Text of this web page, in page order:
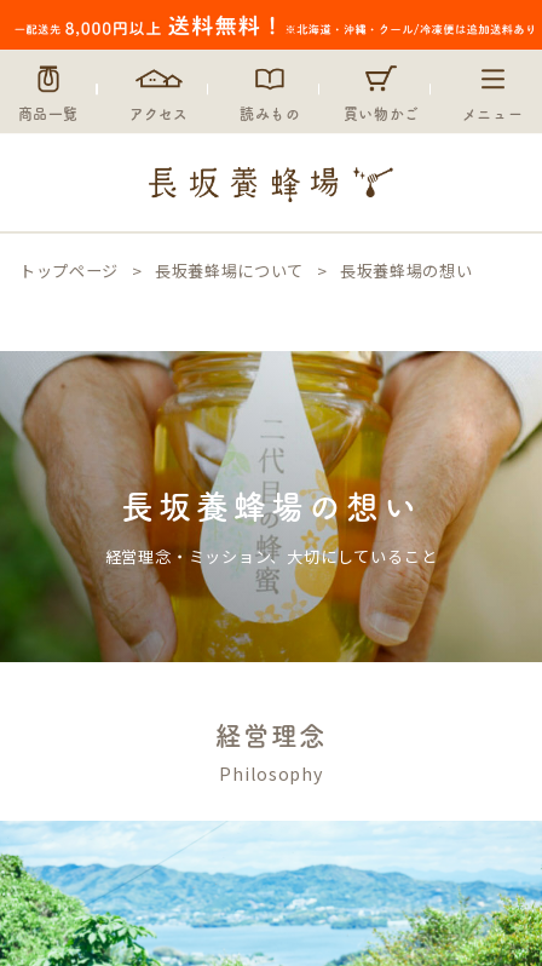
商品一覧 アクセス 読みもの 買い物かご メニュー
トップページ 長坂養蜂場について 長坂養蜂場の想い
長坂養蜂場の想い
経営理念・ミッション、大切にしていること
経営理念
Philosophy